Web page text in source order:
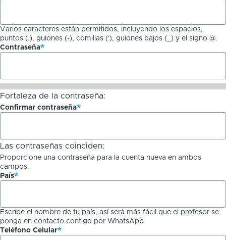
Varios caracteres están permitidos, incluyendo los espacios,
puntos (.), guiones (-), comillas ('), guiones bajos (_) y el signo @.
Contraseña
Fortaleza de la contraseña:
Confirmar contraseña
Las contraseñas coinciden:
Proporcione una contraseña para la cuenta nueva en ambos
campos.
País
Escribe el nombre de tu país, así será más fácil que el profesor se
ponga en contacto contigo por WhatsApp
Teléfono Celular